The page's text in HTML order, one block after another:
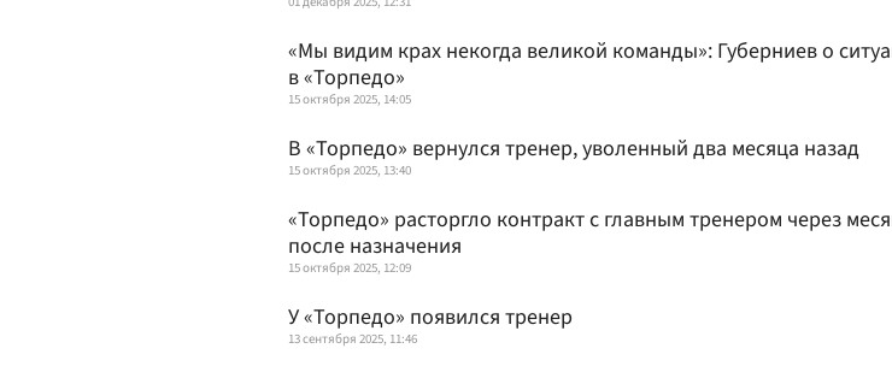
«Мы видим крах некогда великой команды»: Губерниев о
в «Торпедо»
15 октября 2025, 14:05
В «Торпедо» вернулся тренер, уволенный два месяца назад
15 октября 2025, 13:40
«Торпедо» расторгло контракт с главным тренером через
после назначения
15 октября 2025, 12:09
У «Торпедо» появился тренер
13 сентября 2025, 11:46